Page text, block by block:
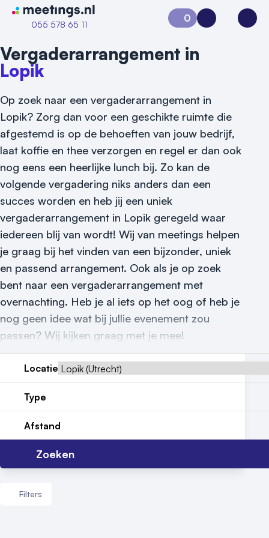
Naar home van Meetings
055 578 65 11
Vraag locatie aan
Locatiegids
Meld locatie aan
Nieuws
Reviews (5⭐️)
Contact
0
Aanvraag 0Inloggen
Vergaderarrangement in
Lopik
Op zoek naar een vergaderarrangement in
Lopik? Zorg dan voor een geschikte ruimte die
afgestemd is op de behoeften van jouw bedrijf,
laat koffie en thee verzorgen en regel er dan ook
nog eens een heerlijke lunch bij. Zo kan de
volgende vergadering niks anders dan een
succes worden en heb jij een uniek
vergaderarrangement in Lopik geregeld waar
iedereen blij van wordt! Wij van meetings helpen
je graag bij het vinden van een bijzonder, uniek
en passend arrangement. Ook als je op zoek
bent naar een vergaderarrangement met
overnachting. Heb je al iets op het oog of heb je
nog geen idee wat bij jullie evenement zou
passen? Wij kijken graag met je mee!
Locatie
Type
Afstand
Zoeken
Filters